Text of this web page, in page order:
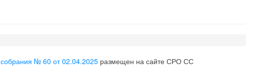
№ 60 от 02.04.2025 размещен на сайте СРО СС